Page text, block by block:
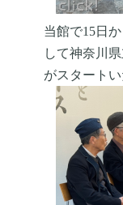
当館で15日
して神奈川
がスタート